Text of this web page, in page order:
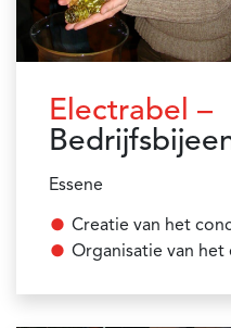
Electrabel –
Essene
Creatie van het
Organisatie van het